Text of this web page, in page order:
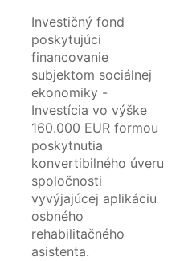
Investičný fond
poskytujúci
financovanie
subjektom sociálnej
ekonomiky -
Investícia vo výške
160.000 EUR formou
poskytnutia
konvertibilného úveru
spoločnosti
vyvýjajúcej aplikáciu
osbného
rehabilitačného
asistenta.